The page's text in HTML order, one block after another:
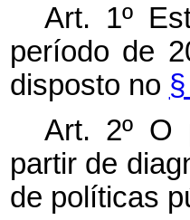
Art. 1º
período de
disposto no
Art. 2º O
partir de
de políticas